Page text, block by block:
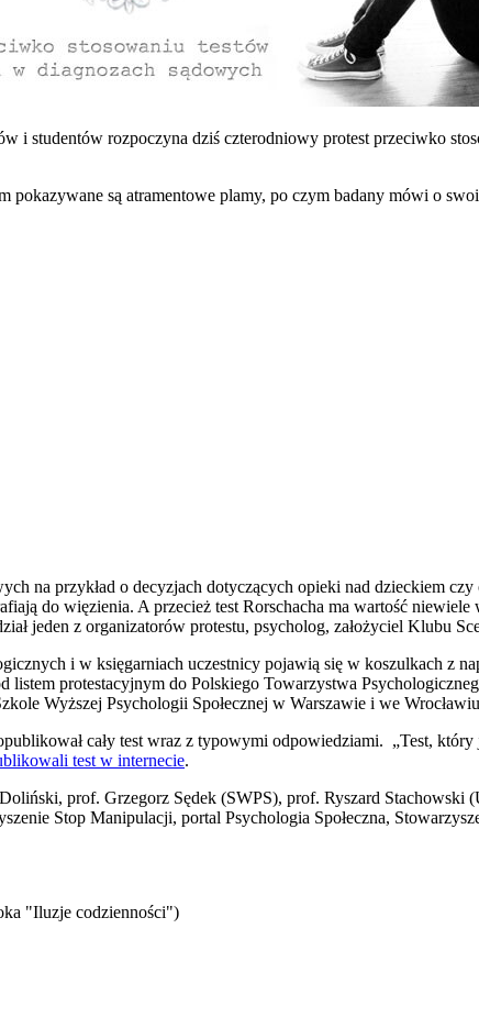
i studentów rozpoczyna dziś czterodniowy protest przeciwko
pokazywane są atramentowe plamy, po czym badany mówi o
na przykład o decyzjach dotyczących opieki nad dzieckiem
do więzienia. A przecież test Rorschacha ma wartość
jeden z organizatorów protestu, psycholog, założyciel Klubu
i w księgarniach uczestnicy pojawią się w koszulkach z
protestacyjnym do Polskiego Towarzystwa
Wyższej Psychologii Społecznej w Warszawie i we
cały test wraz z typowymi odpowiedziami. „Test,
test w internecie.
prof. Grzegorz Sędek (SWPS), prof. Ryszard
Stop Manipulacji, portal Psychologia Społeczna,
"Iluzje codzienności")